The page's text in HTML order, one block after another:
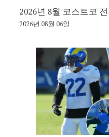
2026년 8월 코스트코
2026년 08월 06일